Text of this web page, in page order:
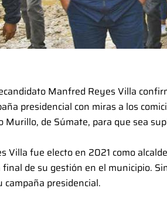
Manfred Reyes Villa
presidencial con miras a los
Murillo, de Súmate, para que sea
Villa fue electo en 2021 como
final de su gestión en el municipio.
campaña presidencial.